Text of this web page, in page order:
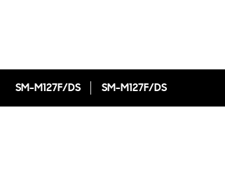
SM-M127F/DS SM-M127F/DS